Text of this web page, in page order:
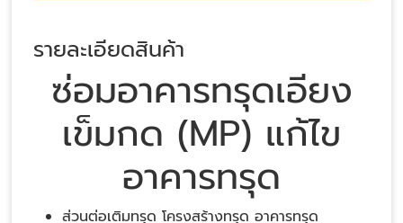
รายละเอียดสินค้า
ซ่อมอาคารทรุดเอียง
เข็มกด (MP) แก้ไข
อาคารทรุด
ส่วนต่อเติมทรุด โครงสร้างทรุด อาคารทรุด